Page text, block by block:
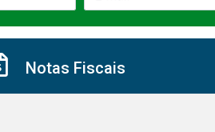
Notas Fiscais